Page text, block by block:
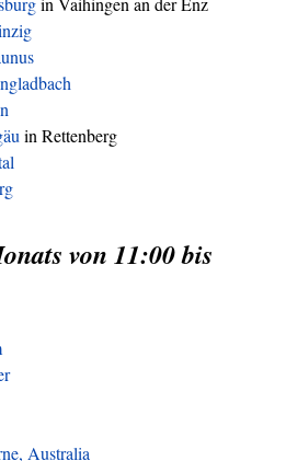
in Rettenberg
von 11:00 bis
Australia